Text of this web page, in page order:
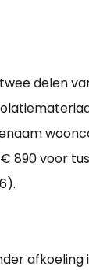
delen
890 voor
afkoeling